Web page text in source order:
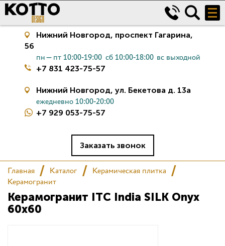
Керамическая плитка
Салон
Сертификаты
Нижний Новгород, проспект Гагарина,
56
пн—пт 10:00-19:00 сб 10:00-18:00 вс выходной
+7 831 423-75-57
Нижний Новгород, ул. Бекетова д. 13а
ежедневно 10:00-20:00
+7 929 053-75-57
Заказать звонок
Главная Каталог
Керамическая плитка
Керамогранит
Керамогранит ITC India SILK Onyx
60x60